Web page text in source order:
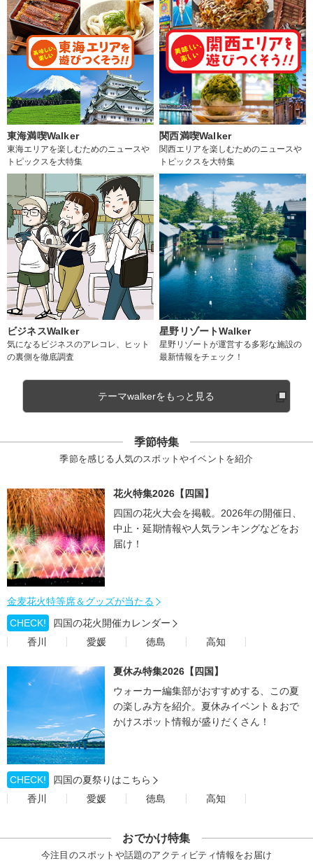
東海満喫Walker
東海エリアを楽しむためのニュースや
トピックスを大特集
関西満喫Walker
関西エリアを楽しむためのニュースや
トピックスを大特集
ビジネスWalker
気になるビジネスのアレコレ、ヒット
の裏側を徹底調査
星野リゾートWalker
星野リゾートが運営する多彩な施設の
最新情報をチェック！
テーマwalkerをもっと見る
季節特集
季節を感じる人気のスポットやイベントを紹介
花火特集2026【四国】
四国の花火大会を掲載。2026年の開催日、
中止・延期情報や人気ランキングなどをお
届け！
金麦花火特等席＆グッズが当たる
CHECK!
四国の花火開催カレンダー
香川
愛媛 徳島 高知
夏休み特集2026【四国】
ウォーカー編集部がおすすめする、この夏
の楽しみ方を紹介。夏休みイベント＆おで
かけスポット情報が盛りだくさん！
CHECK!
四国の夏祭りはこちら
香川
愛媛 徳島 高知
おでかけ特集
今注目のスポットや話題のアクティビティ情報をお届け